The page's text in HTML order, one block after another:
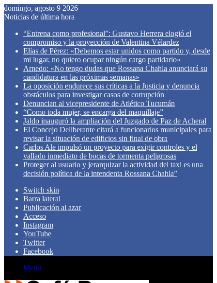
domingo, agosto 9 2026
Noticias de última hora
“Entrena como profesional”: Gustavo Herrera elogió el
compromiso y la proyección de Valentina Vélardez
Elías de Pérez: «Debemos estar unidos como partido y, desde
mi lugar, no quiero ocupar ningún cargo partidario»
Arnedo: «No tengo dudas que Rossana Chahla anunciará su
candidatura en las próximas semanas»
La oposición endurece sus críticas a la Justicia y denuncia
obstáculos para investigar casos de corrupción
Denuncian al vicepresidente de Atlético Tucumán
“Como toda mujer, se encarga del maquillaje”
Jaldo inauguró la ampliación del Juzgado de Paz de Acheral
El Concejo Deliberante citará a funcionarios municipales para
revisar la situación de edificios sin final de obra
Carlos Ale impulsó un proyecto para exigir controles y el
vallado inmediato de bocas de tormenta peligrosas
Proteger al usuario y jerarquizar la actividad del taxi es una
decisión política de la intendenta Rossana Chahla”
Switch skin
Barra lateral
Publicación al azar
Acceso
Instagram
YouTube
Twitter
Facebook
Menú